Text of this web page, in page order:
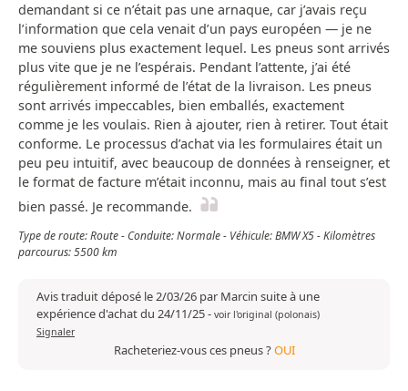
demandant si ce n’était pas une arnaque, car j’avais reçu
l’information que cela venait d’un pays européen — je ne
me souviens plus exactement lequel. Les pneus sont arrivés
plus vite que je ne l’espérais. Pendant l’attente, j’ai été
régulièrement informé de l’état de la livraison. Les pneus
sont arrivés impeccables, bien emballés, exactement
comme je les voulais. Rien à ajouter, rien à retirer. Tout était
conforme. Le processus d’achat via les formulaires était un
peu peu intuitif, avec beaucoup de données à renseigner, et
le format de facture m’était inconnu, mais au final tout s’est
bien passé. Je recommande.
Type de route: Route - Conduite: Normale - Véhicule: BMW X5 - Kilomètres
parcourus: 5500 km
Avis traduit déposé le 2/03/26 par Marcin suite à une
expérience d'achat du 24/11/25- voir l'original (polonais)
Signaler
Racheteriez-vous ces pneus ?OUI